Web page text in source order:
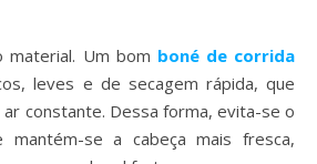
material. Um bom boné de corrida
leves e de secagem rápida, que
constante. Dessa forma, evita-se o
mantém-se a cabeça mais fresca,